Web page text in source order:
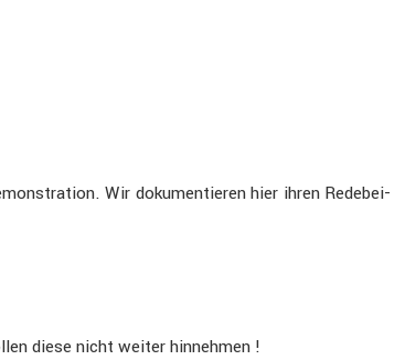
Wir dokumen­tieren hier ihren Redebei­
diese nicht weiter hinnehmen !